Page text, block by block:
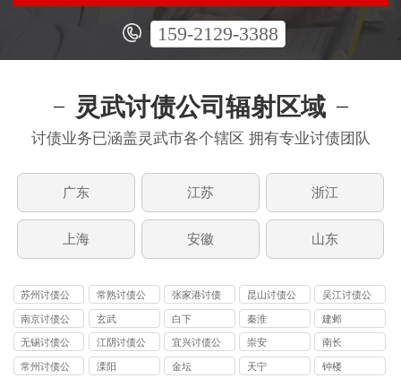
159-2129-3388
灵武讨债公司辐射区域
讨债业务已涵盖灵武市各个辖区 拥有专业讨债团队
广东 江苏 浙江
上海 安徽 山东
苏州讨债公
司
常熟讨债公
司
张家港讨债
公司
昆山讨债公
司
吴江讨债公
司
南京讨债公
司
玄武 白下 秦淮 建邺
无锡讨债公
司
江阴讨债公
司
宜兴讨债公
司
崇安 南长
常州讨债公
溧阳 金坛 天宁 钟楼